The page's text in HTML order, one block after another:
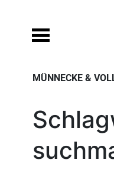
content
MÜNNECKE &